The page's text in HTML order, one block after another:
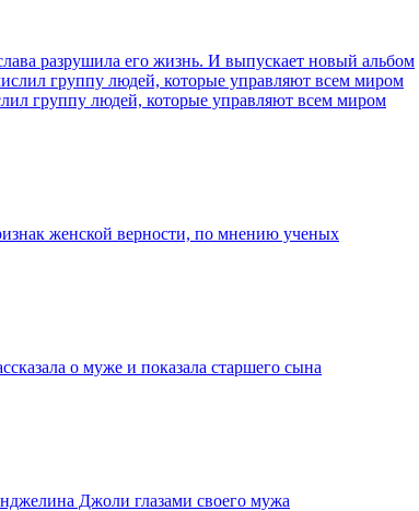
разрушила его жизнь. И выпускает новый альбом
группу людей, которые управляют всем миром
женской верности, по мнению ученых
о муже и показала старшего сына
Джоли глазами своего мужа